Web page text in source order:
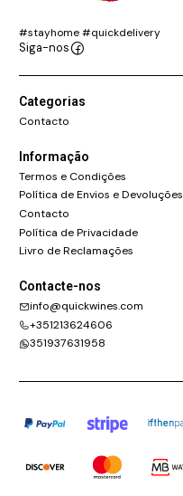
#stayhome #quickdelivery
Siga-nos
Categorias
Contacto
Informação
Termos e Condições
Política de Envios e Devoluções
Contacto
Política de Privacidade
Livro de Reclamações
Contacte-nos
info@quickwines.com
+351213624606
351937631958